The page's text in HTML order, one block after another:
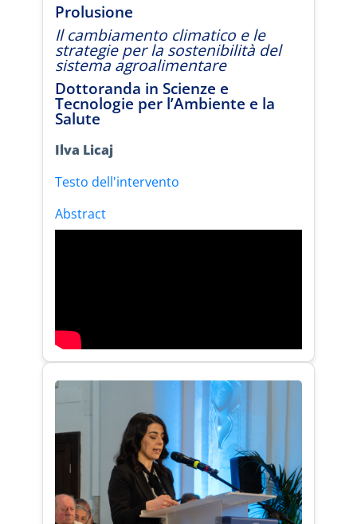
Prolusione
Il cambiamento climatico e le
strategie per la sostenibilità del
sistema agroalimentare
Dottoranda in Scienze e
Tecnologie per l’Ambiente e la
Salute
Ilva Licaj
Testo dell'intervento
Abstract